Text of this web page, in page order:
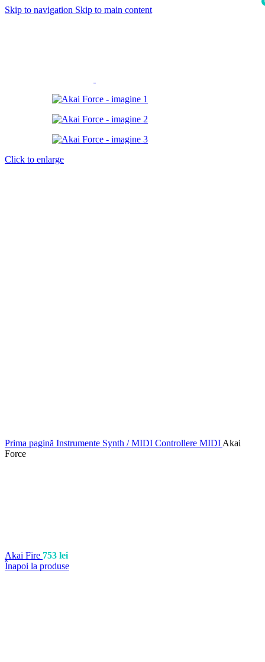
Skip to navigation Skip to main content
Click to enlarge
Prima pagină Instrumente Synth / MIDI Controllere MIDI Akai
Force
Akai Fire 753 lei
Înapoi la produse